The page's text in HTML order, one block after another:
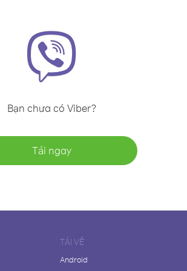
Bạn chưa có Viber?
Tải ngay
TẢI VỀ
Android